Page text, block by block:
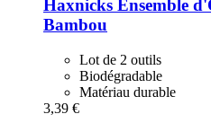
Haxnicks Ensemble
Bambou
Lot de 2 outils
Biodégradable
Matériau durable
3,39 €